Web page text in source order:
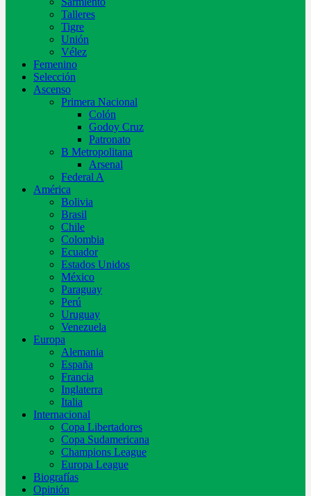
Talleres
Tigre
Unión
Vélez
Femenino
Selección
Ascenso
Primera Nacional
Colón
Godoy Cruz
Patronato
B Metropolitana
Arsenal
Federal A
América
Bolivia
Brasil
Chile
Colombia
Ecuador
Estados Unidos
México
Paraguay
Perú
Uruguay
Venezuela
Europa
Alemania
España
Francia
Inglaterra
Italia
Internacional
Copa Libertadores
Copa Sudamericana
Champions League
Europa League
Biografías
Opinión